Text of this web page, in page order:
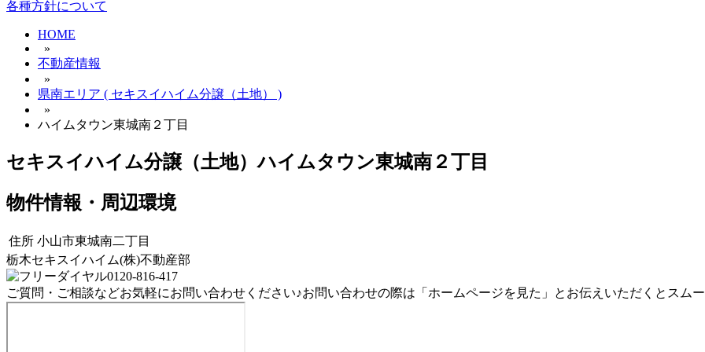
各種方針について
HOME
»
不動産情報
»
県南エリア ( セキスイハイム分譲（土地） )
»
ハイムタウン東城南２丁目
セキスイハイム分譲（土地）ハイムタウン東城南２丁目
物件情報・周辺環境
住所 小山市東城南二丁目
栃木セキスイハイム(株)不動産部
0120-816-417
ご質問・ご相談などお気軽にお問い合わせください♪お問い合わせの際は「ホームページを見た」とお伝えいただくとスムー